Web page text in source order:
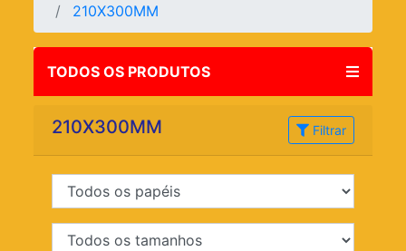
210X300MM
TODOS OS PRODUTOS
210X300MM Filtrar